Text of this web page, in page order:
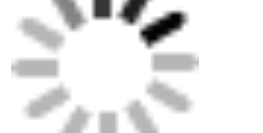
Qualitätskontrolle
Blog